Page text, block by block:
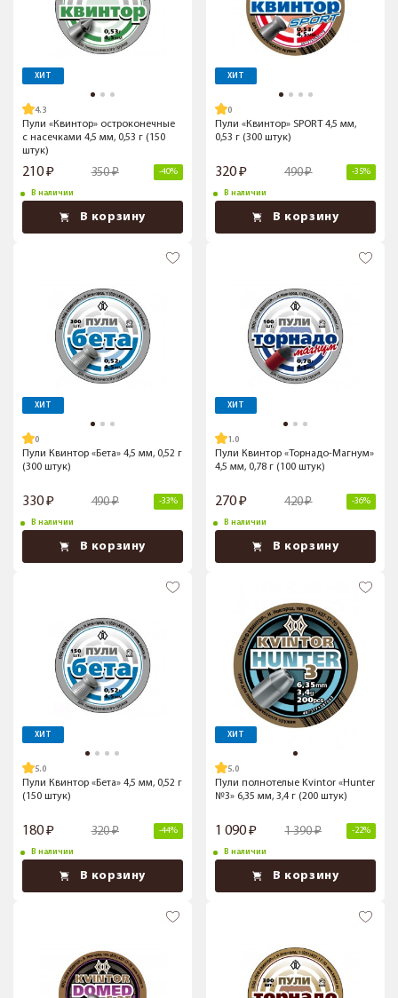
ХИТ
4.3
Пули «Квинтор» остроконечные
с насечками 4,5 мм, 0,53 г (150
штук)
210 350 -40%
В наличии
В корзину
ХИТ
Пули «Квинтор» SPORT 4,5 мм,
0,53 г (300 штук)
320 490 -35%
В наличии
В корзину
ХИТ
Пули Квинтор «Бета» 4,5 мм, 0,52 г
(300 штук)
330 490 -33%
В наличии
В корзину
ХИТ
1.0
Пули Квинтор «Торнадо-Магнум»
4,5 мм, 0,78 г (100 штук)
270 420 -36%
В наличии
В корзину
ХИТ
5.0
Пули Квинтор «Бета» 4,5 мм, 0,52 г
(150 штук)
180 320 -44%
В наличии
В корзину
ХИТ
5.0
Пули полнотелые Kvintor «Hunter
№3» 6,35 мм, 3,4 г (200 штук)
1 090 1 390 -22%
В наличии
В корзину